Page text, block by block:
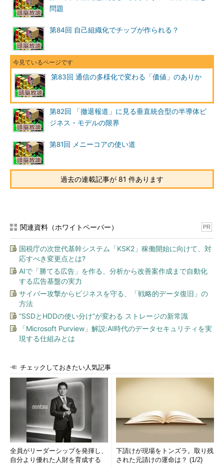
利、くらいな感覚かもしれない。場合によっては、携帯電話を買
も忘れているかもしれない。
でも、たまにニュースになる「SIMカードを盗まれ、海外で使
われて膨大なローミング使用料の請求がくる」といった事例を聞
けば、「セキュリティ・ロックを設定しておいた方がいいか」と
か思うあれである。SIMカード自体は「お金にまつわる契約」と
「端末」の関係を1対1から解き放つものだ。また、一部の人は実
践していると思うが、SIMカードを入れ替えれば、TPOに応じて
複数の端末を使い分けることも簡単だ。海外ローミング対応のた
末も出てきていることを考えれば、使用者、通信方式、端末の間
の関係は一意には定まらない、と考えるべきだろう。何も気にせ
ずに電話をかけているうちに、いつの間にか「お金にまつわる契
約」と「通信回線」との関係は流動化してしまっているのであ
その上、WiMAXまで持ち出さなくても、ノートPCを持ってい
れば公衆無線LANアクセスポイント（Wi-Fiスポット）でSkype
は普通に使える。これは携帯電話ではなくPHSを使ってだが、筆
者の知り合いに海外へ行ったときにはWi-Fi＋Skypeで話をする
という人もいる。このように携帯電話というインフラや端末装置
だけが「電話」というわけじゃなくなってきているのだ。さら
に、サービスの形態にしても、FON（無線LANの共有サービス）
のようなものが広く受け入れられている。これは容易に国境を越
え、既存の料金体系から外れる兆候かもしれない。そんなこんな
を広げてみれば、「パイプ」としての通信インフラの選択肢は数
られる。
やはりデバイス屋としての立場からも、そんな世界の中で何が
求められるのだろうか、と考えておこう。すぐに思い付く、あり
がちな回答としては、多様な通信方式が並存するのだから、やは
り究極の解は、はやりの「ソフトウェア・ラジオ＊」という回答
になるだろう。アマチュア・レベルでもソフトウェア・ラジオを
実験しているこの頃である。それはそれで必然かつ当然ともいえ
る技術になってきた。ただし、それは状況を変えるというより、
問題
第84回 自己組織化でチップが作られる？
第83回 通信の多様化で変わる「価値」のありか
第82回 「撤退報道」に見る垂直統合型の半導体ビ
ジネス・モデルの限界
第81回 メニーコアの使い道
過去の連載記事が 81 件あります
関連資料（ホワイトペーパー） PR
国税庁の次世代基幹システム「KSK2」稼働開始に向けて、対
応すべき変更点とは?
AIで「勝てる広告」を作る、分析から改善案作成まで自動化
する広告基盤の実力
サイバー攻撃からビジネスを守る、「戦略的データ復旧」の
方法
“SSDとHDDの使い分け”が変わる ストレージの新常識
「Microsoft Purview」解説:AI時代のデータセキュリティを実
現する仕組みとは
チェックしておきたい人気記事
全員がリーダーシップを発揮し、
自分より優れた人財を育成する
下請けが現場をトンズラ。取り残
された元請けの運命は？ (1/2)